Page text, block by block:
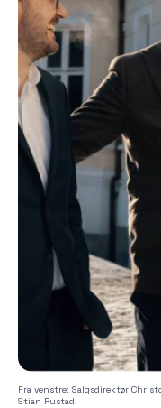
Fra venstre: Salgsdirektør
Stian Rustad.